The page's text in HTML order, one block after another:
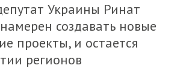
Украины Ринат
создавать новые
проекты, и остается
регионов